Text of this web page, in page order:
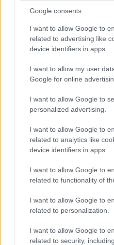
Google consents
I want to allow Google to
related to advertising like
device identifiers in apps.
I want to allow my user
Google for online
I want to allow Google to
personalized advertising.
I want to allow Google to
related to analytics like
device identifiers in apps.
I want to allow Google to
related to functionality of
I want to allow Google to
related to personalization.
I want to allow Google to
related to security,
LIFESTYLE08·08·2026 09:01
Νία Βαρντάλος –
σχέση που θυμίζει
πάνω από τέσσερα